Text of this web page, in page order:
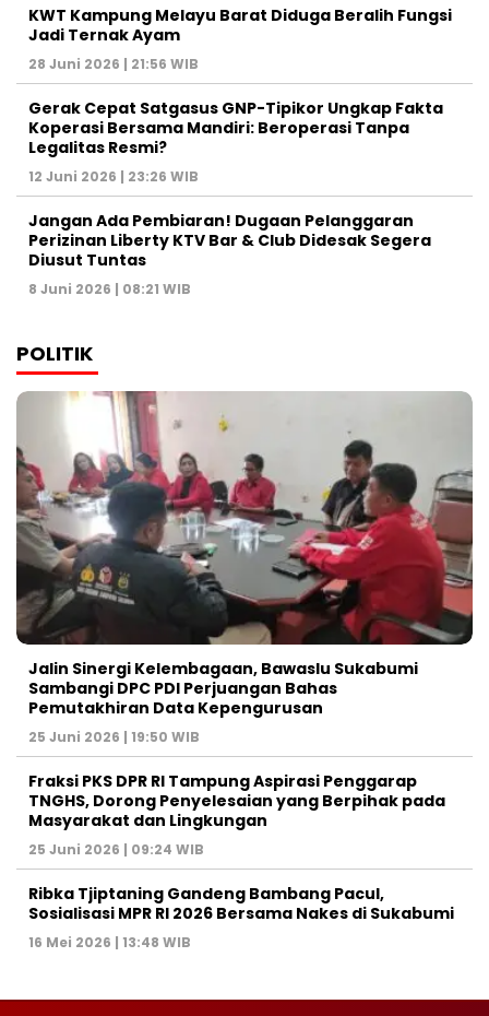
KWT Kampung Melayu Barat Diduga Beralih Fungsi
Jadi Ternak Ayam
28 Juni 2026 | 21:56 WIB
Gerak Cepat Satgasus GNP-Tipikor Ungkap Fakta
Koperasi Bersama Mandiri: Beroperasi Tanpa
Legalitas Resmi?
12 Juni 2026 | 23:26 WIB
Jangan Ada Pembiaran! Dugaan Pelanggaran
Perizinan Liberty KTV Bar & Club Didesak Segera
Diusut Tuntas
8 Juni 2026 | 08:21 WIB
POLITIK
Jalin Sinergi Kelembagaan, Bawaslu Sukabumi
Sambangi DPC PDI Perjuangan Bahas
Pemutakhiran Data Kepengurusan
25 Juni 2026 | 19:50 WIB
‎Fraksi PKS DPR RI Tampung Aspirasi Penggarap
TNGHS, Dorong Penyelesaian yang Berpihak pada
Masyarakat dan Lingkungan‎
25 Juni 2026 | 09:24 WIB
Ribka Tjiptaning Gandeng Bambang Pacul,
Sosialisasi MPR RI 2026 Bersama Nakes di Sukabumi
16 Mei 2026 | 13:48 WIB